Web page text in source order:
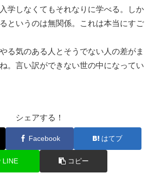
学しなくてもそれなりに学べる。しか
というのは無関係。これは本当にすご
る気のある人とそうでない人の差がま
。言い訳ができない世の中になってい
シェアする！
Facebook はてブ
LINE コピー